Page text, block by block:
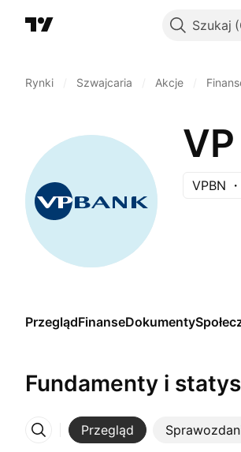
Szukaj
Rynki Szwajcaria Akcje
VPBN
PrzeglądFinanseDokumenty
Fundamenty i
Przegląd
Więcej